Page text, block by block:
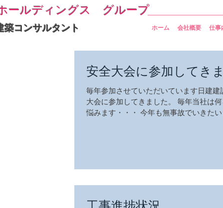
ールディングス グループ
コンサルタント ホーム 会社概要 仕事
安全大会に参加してき
毎年参加させていただいています日建建
大会に参加してきました。 毎年当社は何
悩みます・・・ 今年も無事故でいきたい